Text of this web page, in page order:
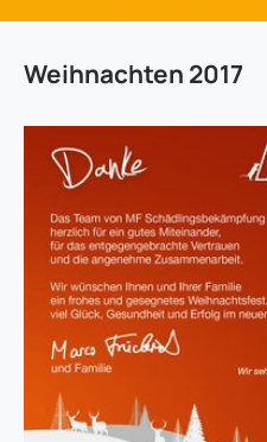
Weihnachten 2017